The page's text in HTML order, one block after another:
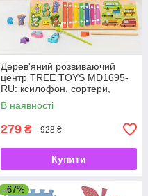
Дерев'яний розвиваючий
центр TREE TOYS MD1695-
RU: ксилофон, сортери,
рибальство, 10 рибок
В наявності
279 ₴ 928 ₴
Купити
–67%